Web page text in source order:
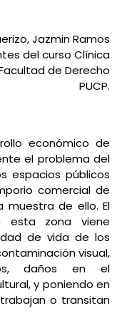
Jazmin Ramos
del curso Clínica
de Derecho
PUCP.
económico de
el problema del
espacios públicos
comercial de
muestra de ello. El
esta zona viene
de vida de los
visual,
daños en el
y poniendo en
o transitan